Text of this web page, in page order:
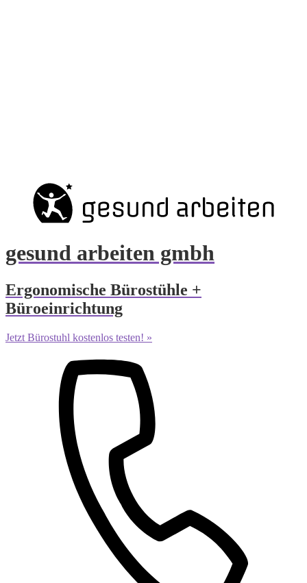
gesund arbeiten gmbh
Ergonomische Bürostühle +
Büroeinrichtung
Jetzt Bürostuhl kostenlos testen! »